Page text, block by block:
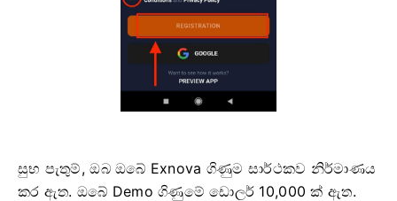
සුභ පැතුම්, ඔබ ඔබේ Exnova ගිණුම සාර්ථකව නිර්මාණය
කර ඇත. ඔබේ Demo ගිණුමේ ඩොලර් 10,000 ක් ඇත.